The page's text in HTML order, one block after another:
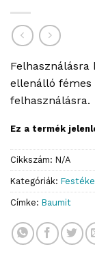
Felhasználásra
ellenálló
felhasználásra.
Ez a termék
Cikkszám: N/A
Kategóriák:
Címke: Baumit